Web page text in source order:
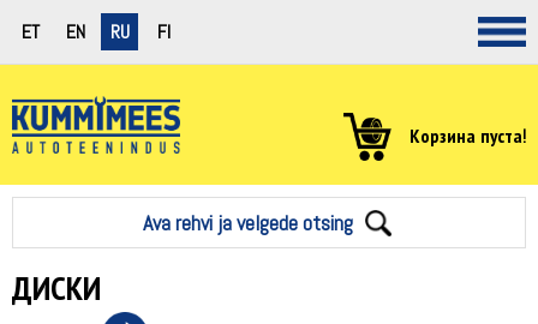
ET EN RU FI
Корзина пуста!
Ava rehvi ja velgede otsing
ДИСКИ